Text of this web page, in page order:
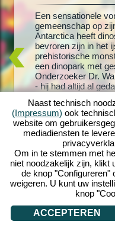
je
meer
je
en
en
aan
wereld
Een sensationele
gemeenschap op
Antarctica heeft
bevroren zijn in het
prehistorische
een dinopark met
Onderzoeker Dr.
- hij had altijd al
gewekt. Maar zal
met zijn vermiste
wild prehistorisch
Primeval Zoo!
Naast technisch
(Impressum) ook
website om
mediadiensten te
Om in te stemmen met
niet noodzakelijk zijn, klikt
de knop "Configureren"
weigeren. U kunt uw
knop
ACCEPTEREN